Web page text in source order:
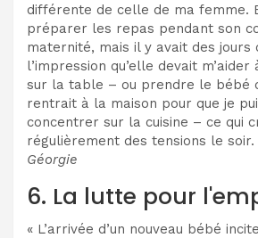
différente de celle de ma femme.
préparer les repas pendant son
maternité, mais il y avait des jours
l’impression qu’elle devait
sur la table – ou prendre le bébé
rentrait à la maison pour que je
concentrer sur la cuisine – ce qui
régulièrement des tensions le
Géorgie
6. La lutte pour
« L’arrivée d’un nouveau bébé